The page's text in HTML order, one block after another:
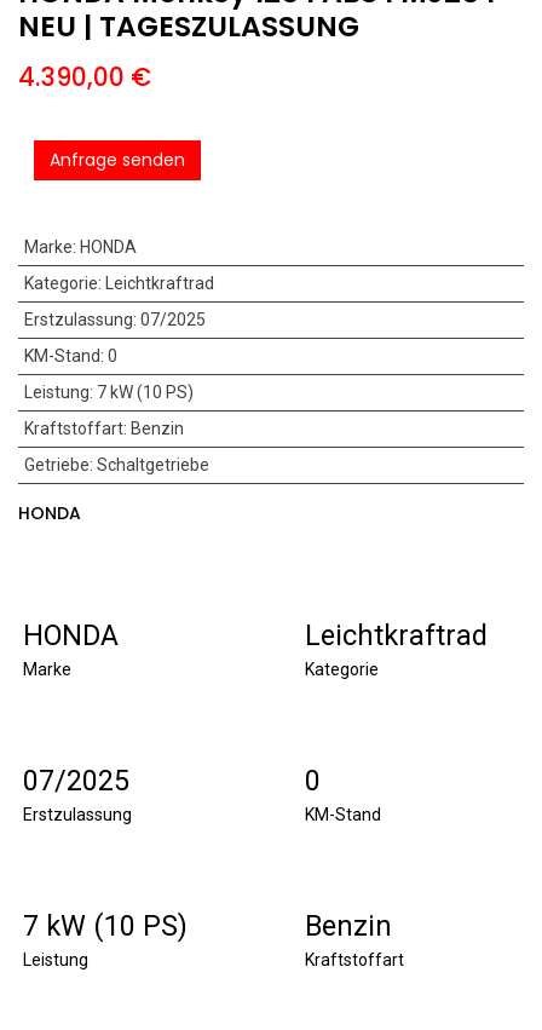
NEU | TAGESZULASSUNG
4.390,00 €
Anfrage senden
Marke: HONDA
Kategorie:
Leichtkraftrad
Erstzulassung: 07/2025
KM-Stand: 0
Leistung: 7 kW (10 PS)
Kraftstoffart: Benzin
Getriebe: Schaltgetriebe
HONDA
HONDA
Marke
Leichtkraftrad
Kategorie
07/2025
Erstzulassung
0
KM-Stand
7 kW (10 PS)
Leistung
Benzin
Kraftstoffart